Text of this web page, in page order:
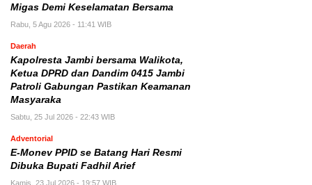
Migas Demi Keselamatan Bersama
Rabu, 5 Agu 2026 - 11:41 WIB
Daerah
Kapolresta Jambi bersama Walikota,
Ketua DPRD dan Dandim 0415 Jambi
Patroli Gabungan Pastikan Keamanan
Masyaraka
Sabtu, 25 Jul 2026 - 22:43 WIB
Adventorial
E-Monev PPID se Batang Hari Resmi
Dibuka Bupati Fadhil Arief
Kamis, 23 Jul 2026 - 19:57 WIB